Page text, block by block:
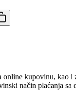
online kupovinu, kao i
način plaćanja sa